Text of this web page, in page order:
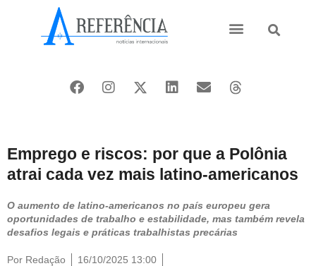
Emprego e riscos: por que a Polônia
atrai cada vez mais latino-americanos
O aumento de latino-americanos no país europeu gera
oportunidades de trabalho e estabilidade, mas também revela
desafios legais e práticas trabalhistas precárias
Por Redação
16/10/2025 13:00